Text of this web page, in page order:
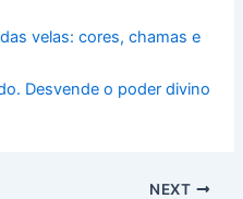
velas: cores, chamas e
Desvende o poder divino
NEXT